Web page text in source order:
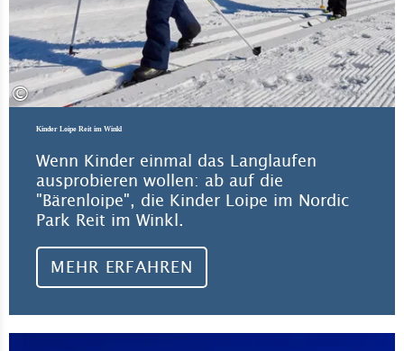
©
Kinder Loipe Reit im Winkl
Wenn Kinder einmal das Langlaufen
ausprobieren wollen: ab auf die
"Bärenloipe", die Kinder Loipe im Nordic
Park Reit im Winkl.
MEHR ERFAHREN